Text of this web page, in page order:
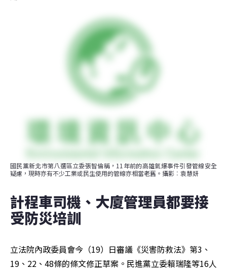
國民黨新北市第八選區立委張智倫稱，11年前的高雄氣爆事件引發管線安全
疑慮，現時亦有不少工業或民生使用的管線亦相當老舊。攝影︰袁慧妍
計程車司機、大廈管理員都要接
受防災培訓
立法院內政委員會今（19）日審議《災害防救法》第3、
19、22、48條的條文修正草案。民進黨立委賴瑞隆等16人